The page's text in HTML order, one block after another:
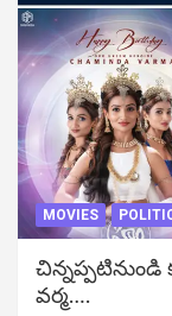
MOVIES
వర్మ….